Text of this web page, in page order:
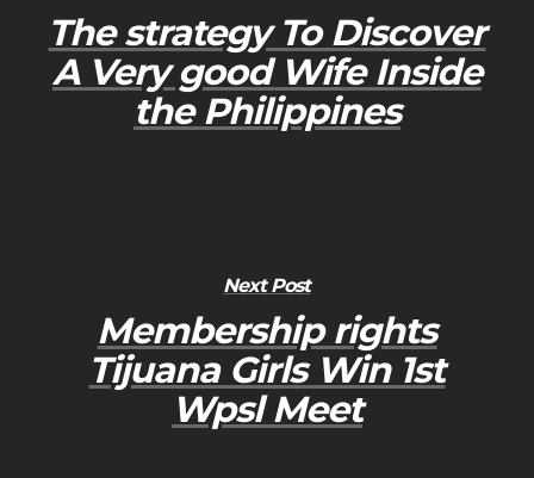
The strategy To Discover
A Very good Wife Inside
the Philippines
Next Post
Membership rights
Tijuana Girls Win 1st
Wpsl Meet